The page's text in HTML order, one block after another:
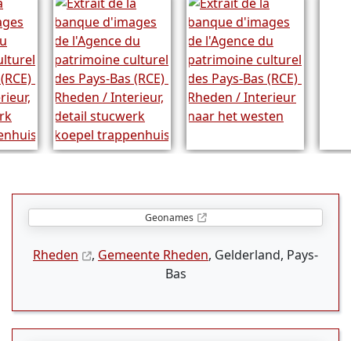
Geonames
Rheden , Gemeente Rheden, Gelderland, Pays-
Bas